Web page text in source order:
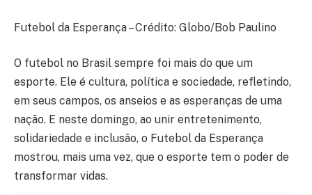
Futebol da Esperança – Crédito: Globo/Bob Paulino
O futebol no Brasil sempre foi mais do que um
esporte. Ele é cultura, política e sociedade, refletindo,
em seus campos, os anseios e as esperanças de uma
nação. E neste domingo, ao unir entretenimento,
solidariedade e inclusão, o Futebol da Esperança
mostrou, mais uma vez, que o esporte tem o poder de
transformar vidas.